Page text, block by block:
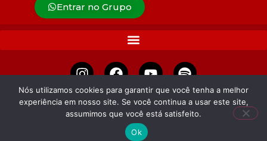
Entrar no Grupo
APOIE
Nós utilizamos cookies para garantir que você tenha a melhor
experiência em nosso site. Se você continua a usar este site,
assumimos que você está satisfeito.
Ok